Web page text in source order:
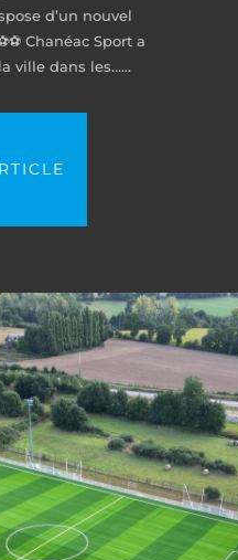
d’un nouvel
Chanéac Sport a
ville dans les…...